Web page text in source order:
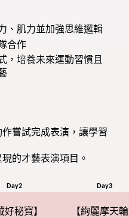
、肌力並加強思維邏輯
合作
，培養未來運動習慣且
嘗試完成表演，讓學習
的才藝表演項目。
Day2 Day3
好秘寶】
【絢麗摩天